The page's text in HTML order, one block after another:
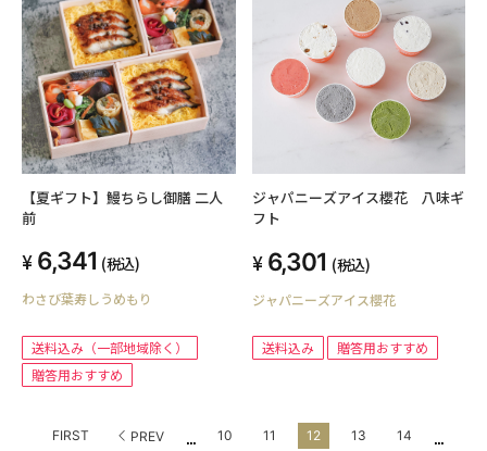
【夏ギフト】鰻ちらし御膳 二人
前
6,341 (税込)
わさび葉寿しうめもり
送料込み（一部地域除く）
贈答用おすすめ
ジャパニーズアイス櫻花 八味ギ
フト
6,301 (税込)
ジャパニーズアイス櫻花
送料込み 贈答用おすすめ
FIRST PREV ... 10 11 12 13 14 ...